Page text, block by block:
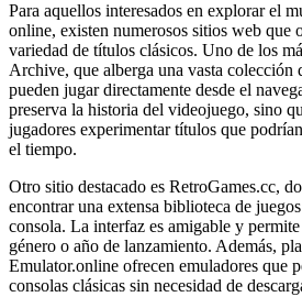
Para aquellos interesados en explorar el
online, existen numerosos sitios web que
variedad de títulos clásicos. Uno de los
Archive, que alberga una vasta colección
pueden jugar directamente desde el
preserva la historia del videojuego, sino
jugadores experimentar títulos que
el tiempo.
Otro sitio destacado es RetroGames.cc,
encontrar una extensa biblioteca de
consola. La interfaz es amigable y
género o año de lanzamiento. Además,
Emulator.online ofrecen emuladores que
consolas clásicas sin necesidad de